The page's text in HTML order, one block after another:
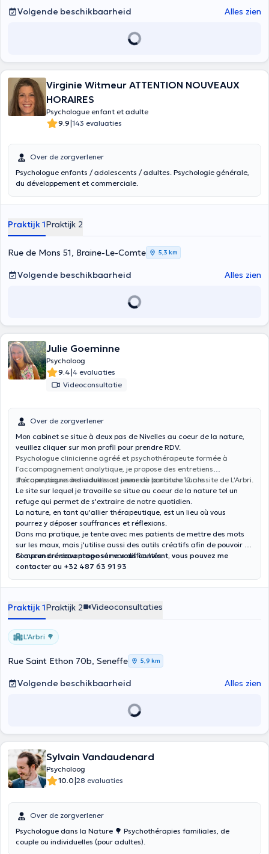
Volgende beschikbaarheid Alles zien
Virginie Witmeur ATTENTION NOUVEAUX
HORAIRES
Psychologue enfant et adulte
9.9|143 evaluaties
Over de zorgverlener
Psychologue enfants / adolescents / adultes. Psychologie générale,
du développement et commerciale.
Praktijk 1Praktijk 2
Rue de Mons 51, Braine-Le-Comte 5,3 km
Volgende beschikbaarheid Alles zien
Julie Goeminne
Psycholoog
9.4|4 evaluaties
Videoconsultatie
Over de zorgverlener
Mon cabinet se situe à deux pas de Nivelles au coeur de la nature,
veuillez cliquer sur mon profil pour prendre RDV.
Psychologue clinicienne agréé et psychothérapeute formée à
l’accompagnement analytique, je propose des entretiens
thérapeutiques individuels au cœur de la nature sur le site de L'Arbri.
J'accompagne des adultes et jeunes à partir de 12 ans.
Le site sur lequel je travaille se situe au coeur de la nature tel un
refuge qui permet de s'extraire de notre quotidien.
La nature, en tant qu'allier thérapeutique, est un lieu où vous
pourrez y déposer souffrances et réflexions.
Dans ma pratique, je tente avec mes patients de mettre des mots
sur les maux, mais j'utilise aussi des outils créatifs afin de pouvoir en
comprendre davantage sur vos difficultés.
Si aucun créneau proposé ne vous convient, vous pouvez me
contacter au +32 487 63 91 93
Praktijk 1Praktijk 2 Videoconsultaties
L'Arbri 🌳
Rue Saint Ethon 70b, Seneffe 5,9 km
Volgende beschikbaarheid Alles zien
Sylvain Vandaudenard
Psycholoog
10.0|28 evaluaties
Over de zorgverlener
Psychologue dans la Nature 🌳 Psychothérapies familiales, de
couple ou individuelles (pour adultes).